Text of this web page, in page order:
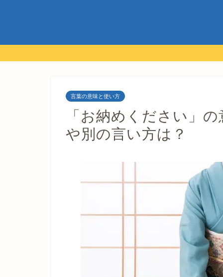
言葉の意味と使い方
「お納めください」
や別の言い方は？